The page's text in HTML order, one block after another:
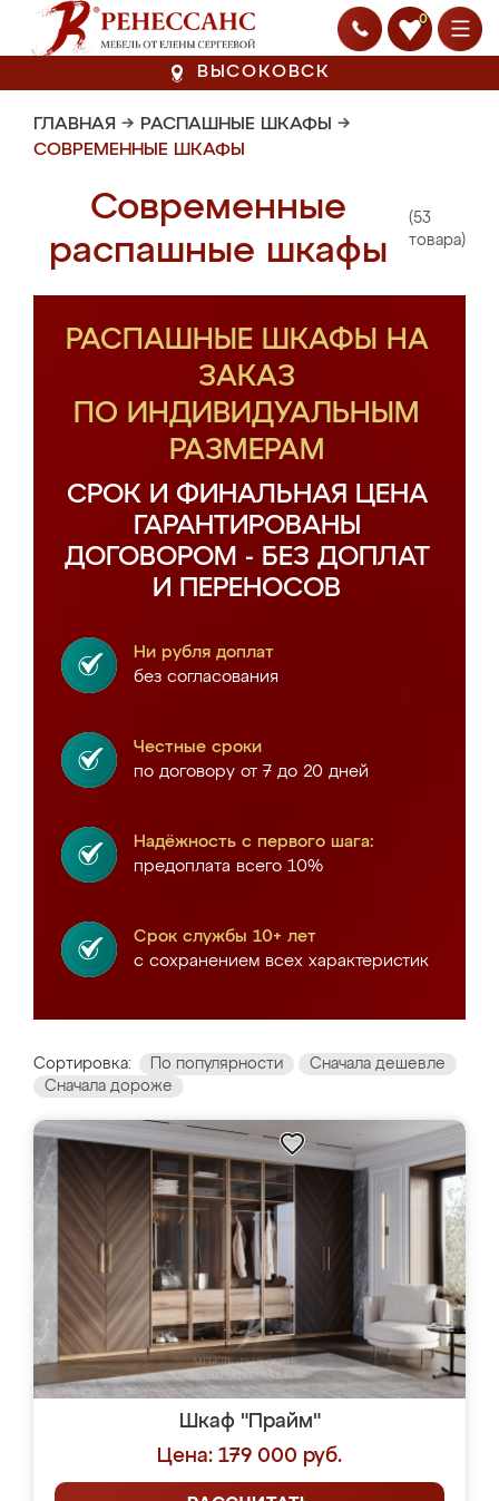
0
ВЫСОКОВСК
ГЛАВНАЯ → РАСПАШНЫЕ ШКАФЫ →
СОВРЕМЕННЫЕ ШКАФЫ
Современные
распашные шкафы
(53
товара)
РАСПАШНЫЕ ШКАФЫ НА
ЗАКАЗ
ПО ИНДИВИДУАЛЬНЫМ
РАЗМЕРАМ
СРОК И ФИНАЛЬНАЯ ЦЕНА
ГАРАНТИРОВАНЫ
ДОГОВОРОМ - БЕЗ ДОПЛАТ
И ПЕРЕНОСОВ
Ни рубля доплат
без согласования
Честные сроки
по договору от 7 до 20 дней
Надёжность с первого шага:
предоплата всего 10%
Срок службы 10+ лет
с сохранением всех характеристик
Сортировка: По популярности
Сначала дешевле
Сначала дороже
Шкаф "Прайм"
Цена: 179 000 руб.